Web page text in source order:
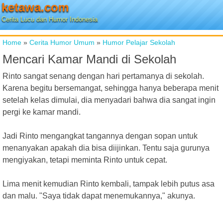
ketawa.com
Cerita Lucu dan Humor Indonesia
Home » Cerita Humor Umum » Humor Pelajar Sekolah
Mencari Kamar Mandi di Sekolah
Rinto sangat senang dengan hari pertamanya di sekolah.
Karena begitu bersemangat, sehingga hanya beberapa menit
setelah kelas dimulai, dia menyadari bahwa dia sangat ingin
pergi ke kamar mandi.
Jadi Rinto mengangkat tangannya dengan sopan untuk
menanyakan apakah dia bisa diijinkan. Tentu saja gurunya
mengiyakan, tetapi meminta Rinto untuk cepat.
Lima menit kemudian Rinto kembali, tampak lebih putus asa
dan malu. "Saya tidak dapat menemukannya," akunya.